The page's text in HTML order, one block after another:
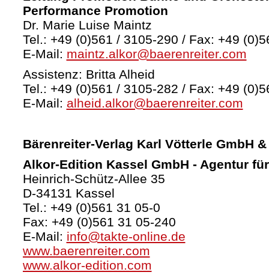
Performance Promotion
Dr. Marie Luise Maintz
Tel.: +49 (0)561 / 3105-290 / Fax: +49
E-Mail: maintz.alkor@baerenreiter.com
Assistenz: Britta Alheid
Tel.: +49 (0)561 / 3105-282 / Fax: +49
E-Mail: alheid.alkor@baerenreiter.com
Bärenreiter-Verlag Karl Vötterle GmbH &
Alkor-Edition Kassel GmbH - Agentur
Heinrich-Schütz-Allee 35
D-34131 Kassel
Tel.: +49 (0)561 31 05-0
Fax: +49 (0)561 31 05-240
E-Mail: info@takte-online.de
www.baerenreiter.com
www.alkor-edition.com